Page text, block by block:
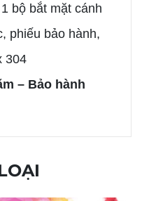
bộ bắt mặt cánh
phiếu bảo hành,
304
– Bảo hành